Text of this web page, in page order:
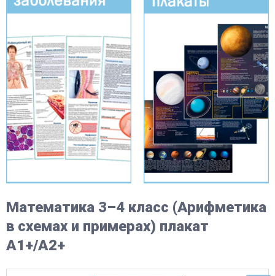
Математика 3–4 класс (Арифметика
в схемах и примерах) плакат
А1+/A2+